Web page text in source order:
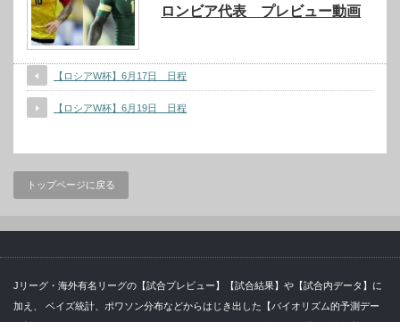
ロンビア代表 プレビュー動画
【ロシアW杯】6月17日 日程
【ロシアW杯】6月19日 日程
トップページに戻る
Jリーグ・海外有名リーグの【試合プレビュー】【試合結果】や【試合内データ】に
加え、 ベイズ統計、ポワソン分布などからはじき出した【バイオリズム的予測デー